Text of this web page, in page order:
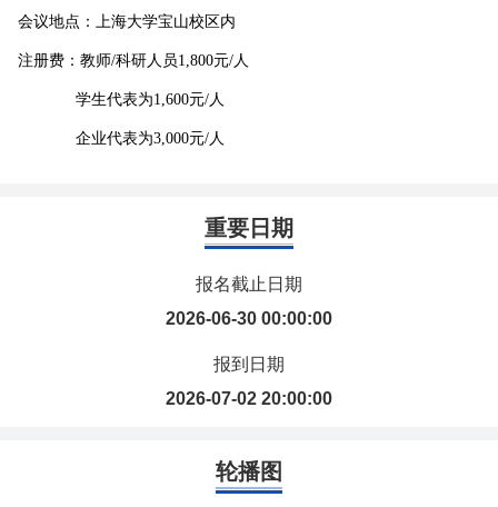
会议地点：上海大学宝山校区内
注册费：教师/科研人员1,800元/人
学生代表为1,600元/人
企业代表为3,000元/人
重要日期
报名截止日期
2026-06-30 00:00:00
报到日期
2026-07-02 20:00:00
轮播图